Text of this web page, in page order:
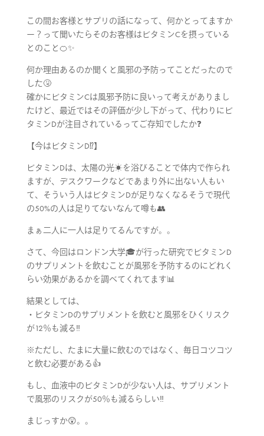
この間お客様とサプリの話になって、何かとってますか
ー？って聞いたらそのお客様はビタミンCを摂っている
とのこと🍊✨
何か理由あるのか聞くと風邪の予防ってことだったので
した🤧
確かにビタミンCは風邪予防に良いって考えがありまし
たけど、最近ではその評価が少し下がって、代わりにビ
タミンDが注目されているってご存知でしたか❓
【今はビタミンD⁉️】
ビタミンDは、太陽の光☀️を浴びることで体内で作られ
ますが、デスクワークなどであまり外に出ない人もい
て、そういう人はビタミンDが足りなくなるそうで現代
の50%の人は足りてないなんて噂も👥
まぁ二人に一人は足りてるんですが。。
さて、今回はロンドン大学🎓が行った研究でビタミンD
のサプリメントを飲むことが風邪を予防するのにどれく
らい効果があるかを調べてくれてます📊
結果としては、
・ビタミンDのサプリメントを飲むと風邪をひくリスク
が12％も減る‼️
※ただし、たまに大量に飲むのではなく、毎日コツコツ
と飲む必要がある👍
もし、血液中のビタミンDが少ない人は、サプリメント
で風邪のリスクが50％も減るらしい‼️
まじっすか😲。。